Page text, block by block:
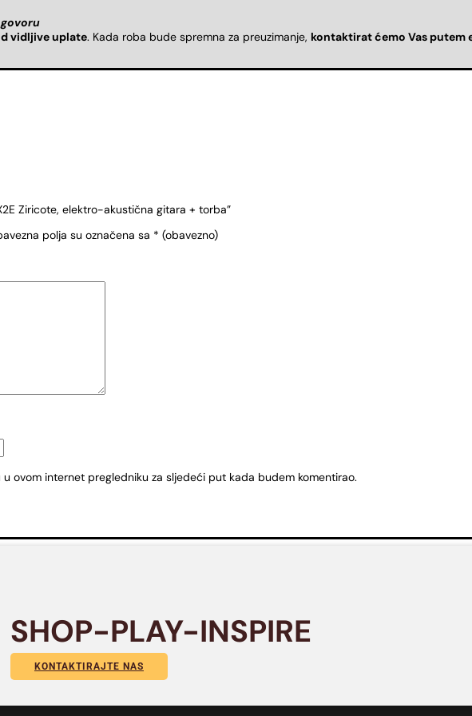
vidljive uplate. Kada roba bude spremna za preuzimanje, kontaktirat ćemo Vas putem
Ziricote, elektro-akustična gitara + torba”
polja su označena sa * (obavezno)
ovom internet pregledniku za sljedeći put kada budem komentirao.
SHOP-PLAY-INSPIRE
KONTAKTIRAJTE NAS